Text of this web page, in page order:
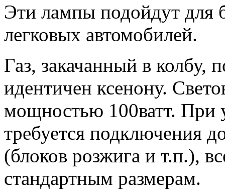
Эти лампы подойдут для
легковых автомобилей.
Газ, закачанный в колбу,
идентичен ксенону.
мощностью 100ватт. При
требуется подключения
(блоков розжига и т.п.),
стандартным размерам.